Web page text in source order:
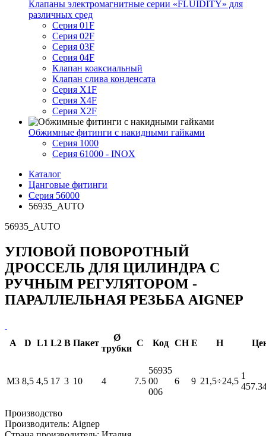
Клапаны электромагнитные серии «FLUIDITY» для
различных сред
Серия 01F
Серия 02F
Серия 03F
Серия 04F
Клапан коаксиальный
Клапан слива конденсата
Серия X1F
Серия X4F
Серия X2F
Обжимные фитинги с накидными гайками
Серия 1000
Серия 61000 - INOX
Каталог
Цанговые фитинги
Серия 56000
56935_AUTO
56935_AUTO
УГЛОВОЙ ПОВОРОТНЫЙ
ДРОССЕЛЬ ДЛЯ ЦИЛИНДРА С
РУЧНЫМ РЕГУЛЯТОРОМ -
ПАРАЛЛЕЛЬНАЯ РЕЗЬБА AIGNEP
A D L1 L2 B Пакет
Ø
трубки
С Код CH E H
M3 8,5 4,5 17 3 10 4 7.5
56935
00
006
6 9 21,5÷24,5
1
Производство
Производитель: Aignep